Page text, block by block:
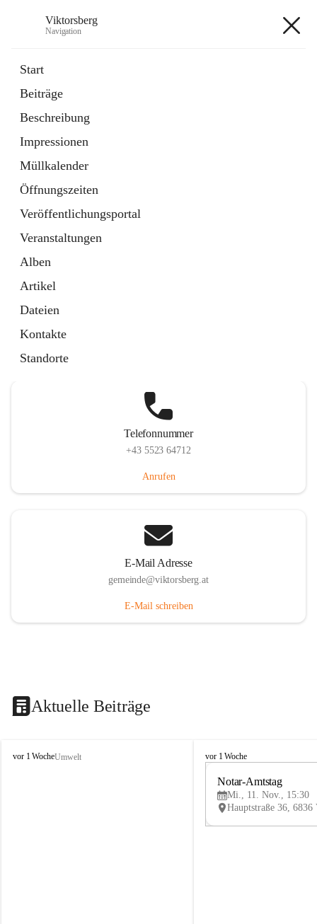
Viktorsberg
Navigation
Start
Beiträge
Beschreibung
Impressionen
Müllkalender
Öffnungszeiten
Veröffentlichungsportal
Veranstaltungen
Alben
Artikel
Dateien
Kontakte
Standorte
1 Schnellzugriff
Bürgerservice
10 Schnellzugriffe
Telefonnummer
+43 5523 64712
Anrufen
E-Mail Adresse
gemeinde@viktorsberg.at
E-Mail schreiben
Aktuelle Beiträge
V
vor 1 WocheUmwelt
V
vor 1 Woche
Notar-Amtstag
Mi., 11. Nov., 15:30